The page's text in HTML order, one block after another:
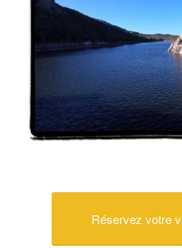
Réservez votre